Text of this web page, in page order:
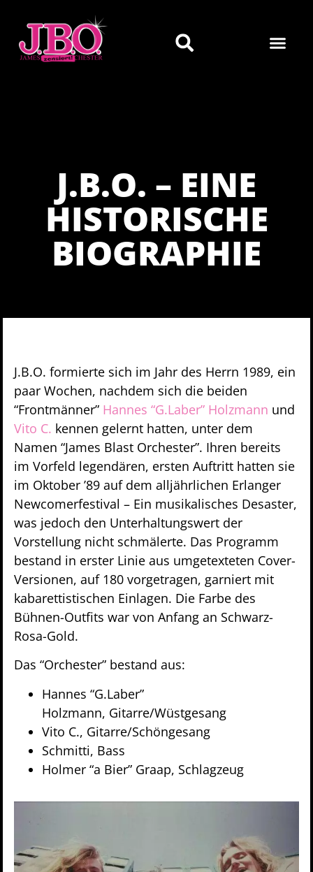
J.B.O. – EINE
HISTORISCHE
BIOGRAPHIE
J.B.O. formierte sich im Jahr des Herrn 1989, ein
paar Wochen, nachdem sich die beiden
“Frontmänner” Hannes “G.Laber” Holzmann und
Vito C. kennen gelernt hatten, unter dem
Namen “James Blast Orchester”. Ihren bereits
im Vorfeld legendären, ersten Auftritt hatten sie
im Oktober ’89 auf dem alljährlichen Erlanger
Newcomerfestival – Ein musikalisches Desaster,
was jedoch den Unterhaltungswert der
Vorstellung nicht schmälerte. Das Programm
bestand in erster Linie aus umgetexteten Cover-
Versionen, auf 180 vorgetragen, garniert mit
kabarettistischen Einlagen. Die Farbe des
Bühnen-Outfits war von Anfang an Schwarz-
Rosa-Gold.
Das “Orchester” bestand aus:
Hannes “G.Laber”
Holzmann, Gitarre/Wüstgesang
Vito C., Gitarre/Schöngesang
Schmitti, Bass
Holmer “a Bier” Graap, Schlagzeug